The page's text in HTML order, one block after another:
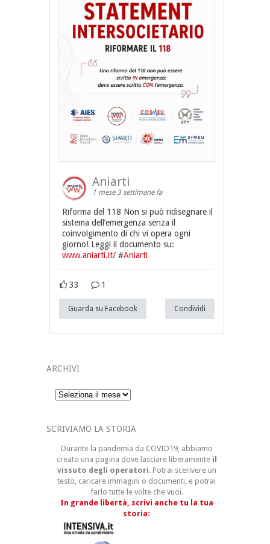
Aniarti
1 mese 3 settimane fa
Riforma del 118 Non si può ridisegnare il
sistema dell’emergenza senza il
coinvolgimento di chi vi opera ogni
giorno! Leggi il documento su:
www.aniarti.it/#Aniarti
33 1
Guarda su Facebook Condividi
ARCHIVI
Archivi
SCRIVIAMO LA STORIA
Durante la pandemia da COVID19, abbiamo
creato una pagina dove lasciare liberamenteil
vissuto degli operatori. Potrai scerivere un
testo, caricare immagini o documenti, e potrai
farlo tutte le volte che vuoi.
In grande libertà, scrivi anche tu la tua
storia: